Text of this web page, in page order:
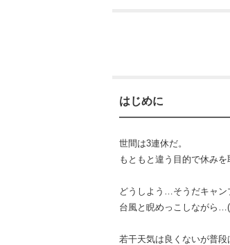
はじめに
世間は3連休だ。
もともと違う目的で休み
どうしよう…そうだキャ
台風と睨めっこしながら
若干天気は良くないが普